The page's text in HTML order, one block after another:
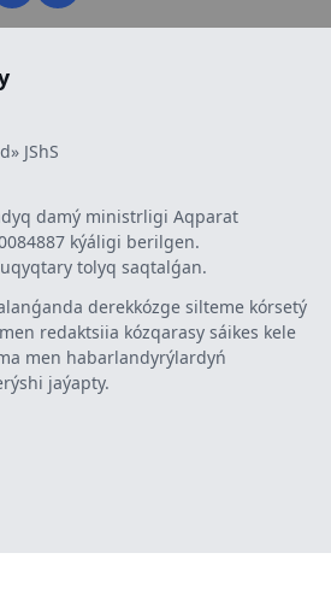
JShS
damý ministrligi Aqparat
kýáligi berilgen.
tolyq saqtalǵan.
derekkózge silteme kórsetý
redaktsiia kózqarasy sáikes kele
men habarlandyrýlardyń
jaýapty.